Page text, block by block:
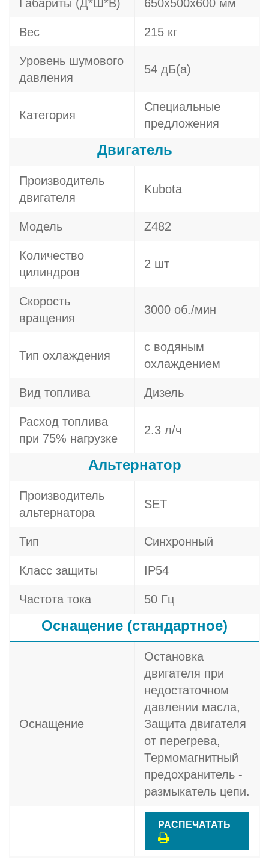
Габариты (Д*Ш*В) 650х500х600 мм
Вес 215 кг
Уровень шумового
давления
54 дБ(а)
Категория
Специальные
предложения
Двигатель
Производитель
двигателя
Kubota
Модель Z482
Количество
цилиндров
2 шт
Скорость
вращения
3000 об./мин
Тип охлаждения
с водяным
охлаждением
Вид топлива Дизель
Расход топлива
при 75% нагрузке
2.3 л/ч
Альтернатор
Производитель
альтернатора
SET
Тип Синхронный
Класс защиты IP54
Частота тока 50 Гц
Оснащение (стандартное)
Оснащение
Остановка
двигателя при
недостаточном
давлении масла,
Защита двигателя
от перегрева,
Термомагнитный
предохранитель -
размыкатель цепи.
РАСПЕЧАТАТЬ